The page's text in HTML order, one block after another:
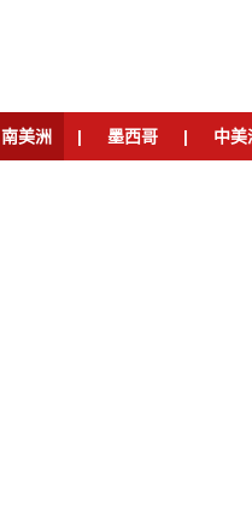
南美洲 | 墨西哥 | 中美